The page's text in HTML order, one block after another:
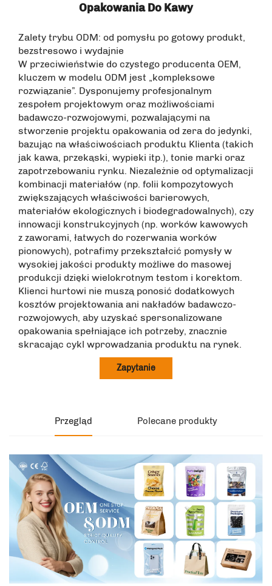
Opakowania Do Kawy
Zalety trybu ODM: od pomysłu po gotowy produkt,
bezstresowo i wydajnie
W przeciwieństwie do czystego producenta OEM,
kluczem w modelu ODM jest „kompleksowe
rozwiązanie”. Dysponujemy profesjonalnym
zespołem projektowym oraz możliwościami
badawczo-rozwojowymi, pozwalającymi na
stworzenie projektu opakowania od zera do jedynki,
bazując na właściwościach produktu Klienta (takich
jak kawa, przekąski, wypieki itp.), tonie marki oraz
zapotrzebowaniu rynku. Niezależnie od optymalizacji
kombinacji materiałów (np. folii kompozytowych
zwiększających właściwości barierowych,
materiałów ekologicznych i biodegradowalnych), czy
innowacji konstrukcyjnych (np. worków kawowych
z zaworami, łatwych do rozerwania worków
pionowych), potrafimy przekształcić pomysły w
wysokiej jakości produkty możliwe do masowej
produkcji dzięki wielokrotnym testom i korektom.
Klienci hurtowi nie muszą ponosić dodatkowych
kosztów projektowania ani nakładów badawczo-
rozwojowych, aby uzyskać spersonalizowane
opakowania spełniające ich potrzeby, znacznie
skracając cykl wprowadzania produktu na rynek.
Zapytanie
Przegląd Polecane produkty